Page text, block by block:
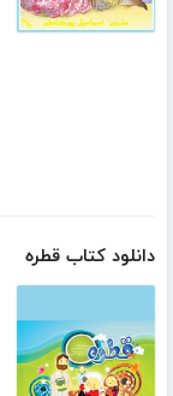
دانلود کتاب قطره